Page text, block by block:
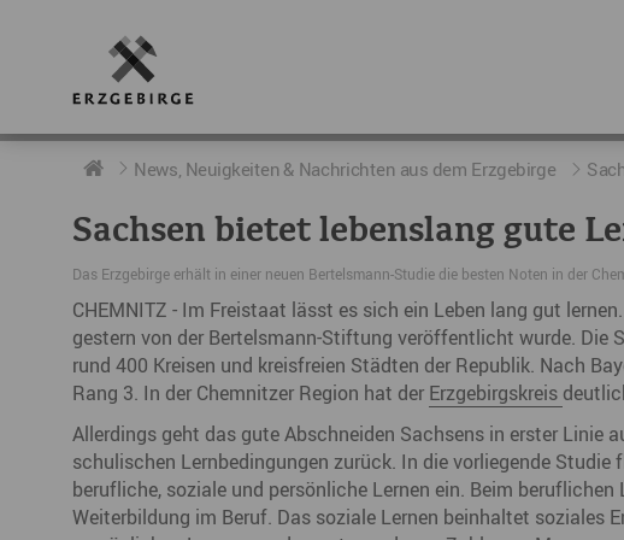
RUND UMS ERZGEBIRGE
Geschichte
Geografie
Der Erzgebirgskreis
Städte im Erzgebirge
Erzgebirgskrimi
Fakten
DER
AKTUELLES
Neuigkeiten
Podcast „hERZschlag“
kurz
DIE BOTSCHAFTER
Botschafter im Überblick
Botschafterveranstaltungen
News, Neuigkeiten & Nachrichten aus dem Erzgebirge
Sachsen bietet lebenslang gute
Das Erzgebirge erhält in einer neuen Bertelsmann-Studie die besten Noten in der
CHEMNITZ - Im Freistaat lässt es sich ein Leben lang gut
gestern von der Bertelsmann-Stiftung veröffentlicht wurde. Die
rund 400 Kreisen und kreisfreien Städten der Republik. Nach
Rang 3. In der Chemnitzer Region hat der Erzgebirgskreis
Allerdings geht das gute Abschneiden Sachsens in erster Linie
schulischen Lernbedingungen zurück. In die vorliegende
berufliche, soziale und persönliche Lernen ein. Beim
Weiterbildung im Beruf. Das soziale Lernen beinhaltet soziales